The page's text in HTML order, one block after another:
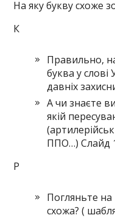
На яку букву схоже
К
Правильно,
буква у слові
давніх
А чи знаєте
якій
ППО…) Слайд
Р
Погляньте
схожа? (